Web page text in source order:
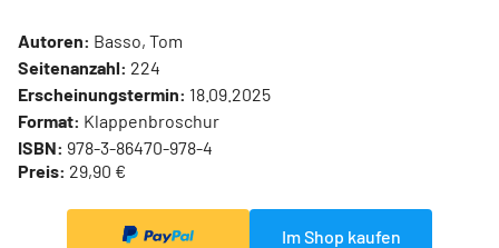
Autoren: Basso, Tom
Seitenanzahl: 224
Erscheinungstermin: 18.09.2025
Format: Klappenbroschur
ISBN: 978-3-86470-978-4
Preis: 29,90 €
Im Shop kaufen